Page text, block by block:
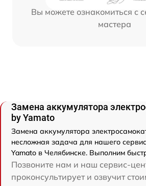
Вы можете ознакомиться с
мастера
Замена аккумулятора
by Yamato
Замена аккумулятора
несложная задача для нашего
Yamato в Челябинске. Выполним
Позвоните нам и наш сервис-
проконсультирует и озвучит